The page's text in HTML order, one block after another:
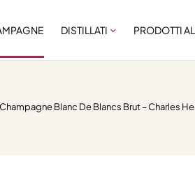
DISTILLATI PRODOTTI
Champagne Blanc De Blancs Brut – Charles